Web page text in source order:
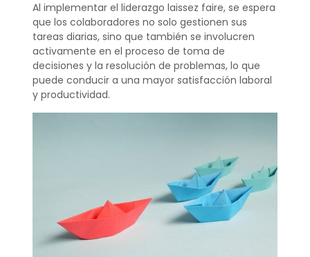
Al implementar el liderazgo laissez faire, se espera
que los colaboradores no solo gestionen sus
tareas diarias, sino que también se involucren
activamente en el proceso de toma de
decisiones y la resolución de problemas, lo que
puede conducir a una mayor satisfacción laboral
y productividad.